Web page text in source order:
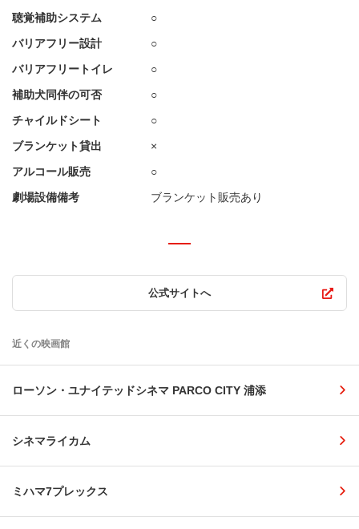
聴覚補助システム
○
バリアフリー設計
○
バリアフリートイレ
○
補助犬同伴の可否
○
チャイルドシート
○
ブランケット貸出
×
アルコール販売
○
劇場設備備考
ブランケット販売あり
公式サイトへ
近くの映画館
ローソン・ユナイテッドシネマ PARCO CITY 浦添
シネマライカム
ミハマ7プレックス